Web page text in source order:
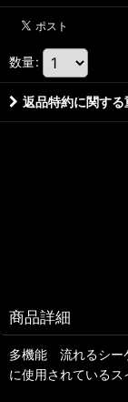
数量:
返品特約に関する
商品詳細
多機能 流れるシ
に使用されているス